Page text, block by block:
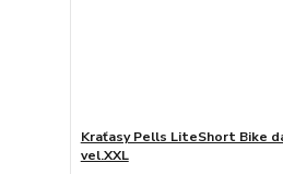
Kraťasy Pells LiteShort Bike
vel.XXL